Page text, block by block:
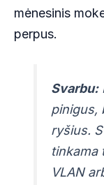
mėnesinis
perpus.
Svarbu:
pinigus,
ryšius.
tinkama
VLAN